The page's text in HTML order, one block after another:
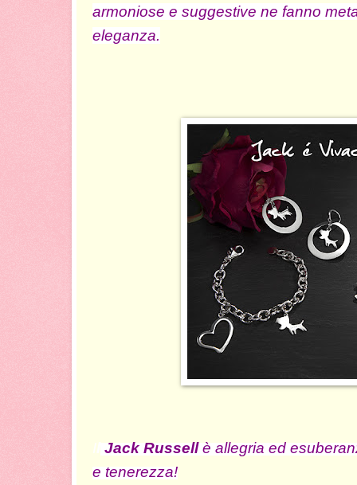
armoniose e suggestive ne fanno
eleganza.
IlJack Russellè allegria ed
e tenerezza!